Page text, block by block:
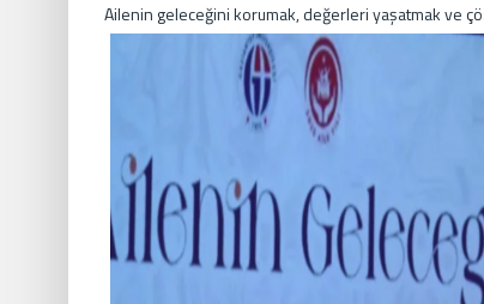
Ailenin geleceğini korumak, değerleri yaşatmak ve